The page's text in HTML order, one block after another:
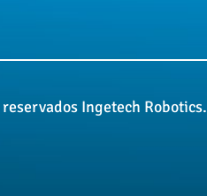
Ingetech Robotics.